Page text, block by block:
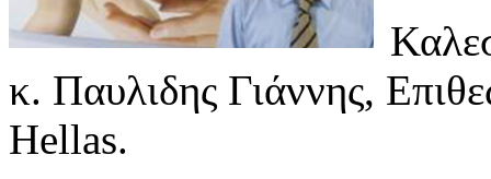
κ. Παυλιδης Γιάννης,
Hellas.